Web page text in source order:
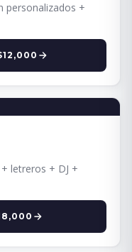
personalizados +
letreros + DJ +